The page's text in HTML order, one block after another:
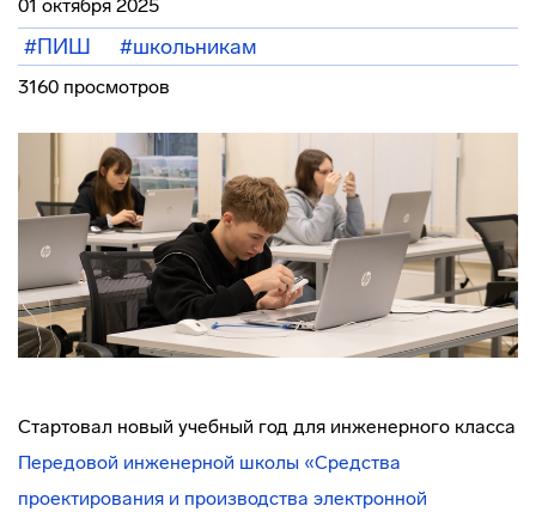
01 октября 2025
#ПИШ #школьникам
3160 просмотров
Стартовал новый учебный год для инженерного класса
Передовой инженерной школы «Средства
проектирования и производства электронной